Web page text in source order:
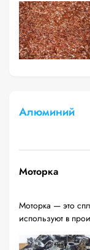
Алюминий
Моторка
Моторка — это
используют в